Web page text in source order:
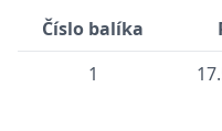
Číslo balíka
1